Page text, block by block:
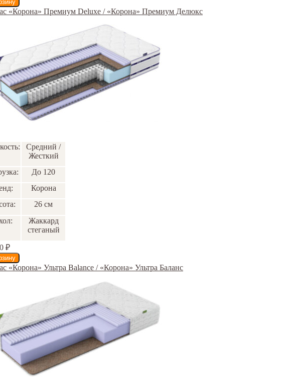
«Корона» Премиум Deluxe / «Корона» Премиум Делюкс
Средний /
Жесткий
До 120
Корона
26 см
Жаккард
стеганый
₽
«Корона» Ультра Balance / «Корона» Ультра Баланс